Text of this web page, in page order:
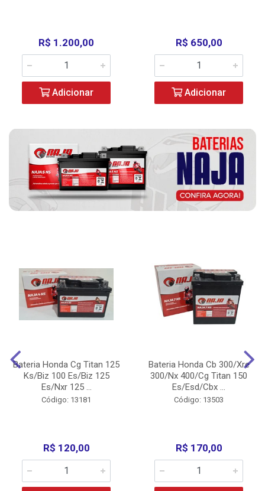
R$ 1.200,00
Adicionar
R$ 650,00
Adicionar
Bateria Honda Cg Titan 125
Ks/Biz 100 Es/Biz 125
Es/Nxr 125 ...
Código: 13181
R$ 120,00
Bateria Honda Cb 300/Xre
300/Nx 400/Cg Titan 150
Es/Esd/Cbx ...
Código: 13503
R$ 170,00